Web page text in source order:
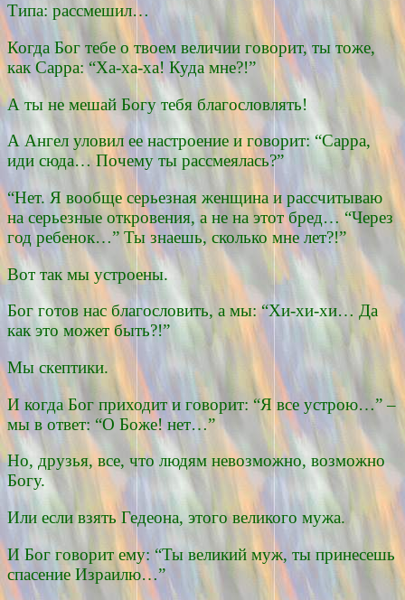
Типа: рассмешил…
Когда Бог тебе о твоем величии говорит, ты тоже,
как Сарра: “Ха-ха-ха! Куда мне?!”
А ты не мешай Богу тебя благословлять!
А Ангел уловил ее настроение и говорит: “Сарра,
иди сюда… Почему ты рассмеялась?”
“Нет. Я вообще серьезная женщина и рассчитываю
на серьезные откровения, а не на этот бред… “Через
год ребенок…” Ты знаешь, сколько мне лет?!”
Вот так мы устроены.
Бог готов нас благословить, а мы: “Хи-хи-хи… Да
как это может быть?!”
Мы скептики.
И когда Бог приходит и говорит: “Я все устрою…” –
мы в ответ: “О Боже! нет…”
Но, друзья, все, что людям невозможно, возможно
Богу.
Или если взять Гедеона, этого великого мужа.
И Бог говорит ему: “Ты великий муж, ты принесешь
спасение Израилю…”